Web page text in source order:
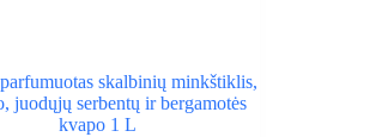
skalbinių minkštiklis,
juodųjų serbentų ir bergamotės
kvapo 1 L